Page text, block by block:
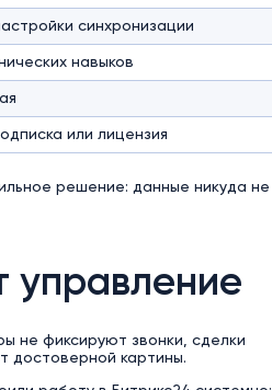
синхронизации
навыков
или лицензия
решение: данные никуда не
управление
не фиксируют звонки, сделки
достоверной картины.